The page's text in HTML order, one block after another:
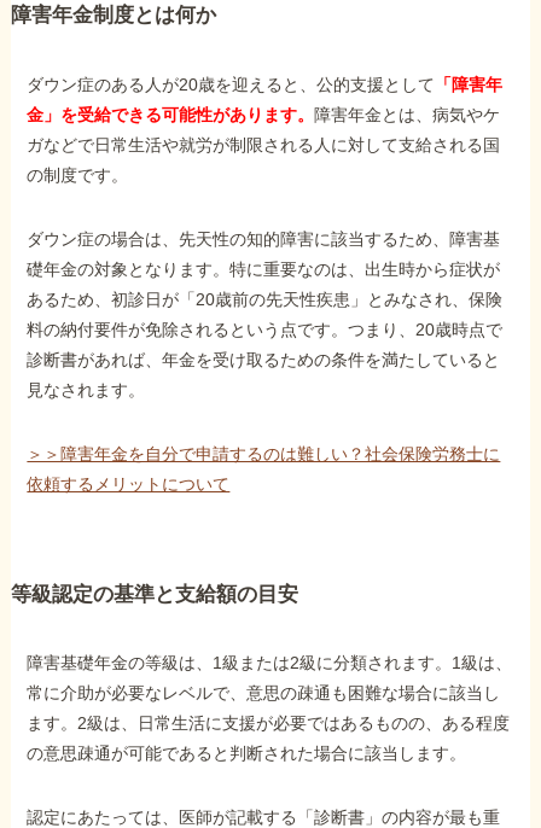
障害年金制度とは何か
ダウン症のある人が20歳を迎えると、公的支援として 「障害年
金」を受給できる可能性があります。 障害年金とは、病気やケ
ガなどで日常生活や就労が制限される人に対して支給される国
の制度です。
ダウン症の場合は、先天性の知的障害に該当するため、障害基
礎年金の対象となります。特に重要なのは、出生時から症状が
あるため、初診日が「20歳前の先天性疾患」とみなされ、保険
料の納付要件が免除されるという点です。つまり、20歳時点で
診断書があれば、年金を受け取るための条件を満たしていると
見なされます。
＞＞障害年金を自分で申請するのは難しい？社会保険労務士に
依頼するメリットについて
等級認定の基準と支給額の目安
障害基礎年金の等級は、1級または2級に分類されます。1級は、
常に介助が必要なレベルで、意思の疎通も困難な場合に該当し
ます。2級は、日常生活に支援が必要ではあるものの、ある程度
の意思疎通が可能であると判断された場合に該当します。
認定にあたっては、医師が記載する「診断書」の内容が最も重